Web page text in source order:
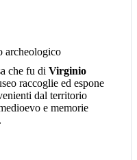
che fu di Virginio
raccoglie ed espone
dal territorio
e memorie